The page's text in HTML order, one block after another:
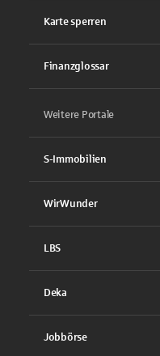
Karte sperren
Finanzglossar
Weitere Portale
S-Immobilien
WirWunder
LBS
Deka
Jobbörse